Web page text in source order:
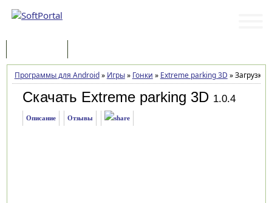
Программы для Android» Игры» Гонки » Extreme parking 3D »Загрузка
Скачать Extreme parking 3D 1.0.4
Описание Отзывы